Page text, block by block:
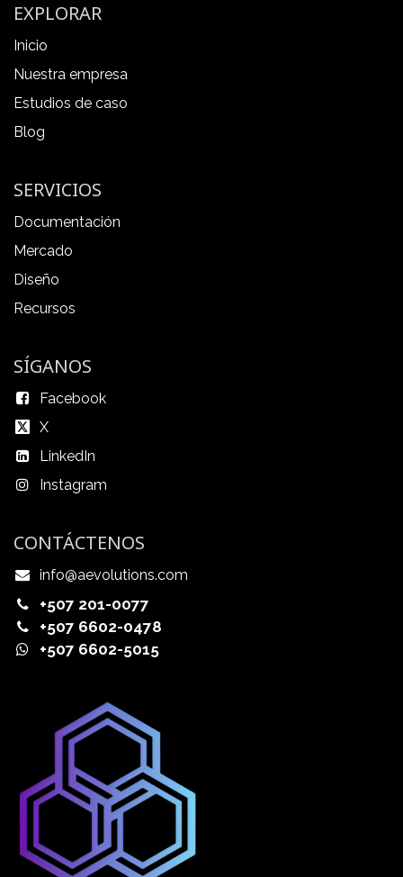
EXPLORAR
Inicio
Nuestra empresa
Estudios de caso
Blog
SERVICIOS
Documentación
Mercado
Diseño
Recursos
SÍGANOS
Facebook
X
LinkedIn
Instagram
CONTÁCTENOS
info@aevolutions.com
+507 201-0077
+507 6602-0478
+507 6602-5015